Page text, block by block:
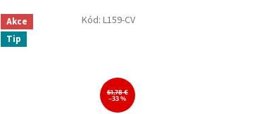
Akce
Tip
61,78 €
–33 %
Kód: L159-CV